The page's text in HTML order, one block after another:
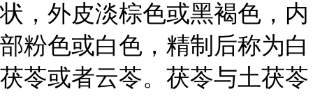
状，外皮淡棕色或黑褐色，内
部粉色或白色，精制后称为白
茯苓或者云苓。茯苓与土茯苓